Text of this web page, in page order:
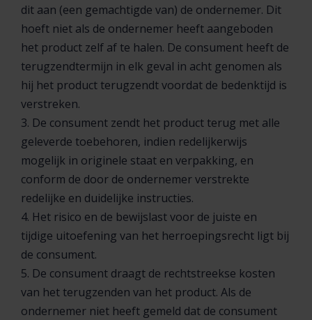
dit aan (een gemachtigde van) de ondernemer. Dit
hoeft niet als de ondernemer heeft aangeboden
het product zelf af te halen. De consument heeft de
terugzendtermijn in elk geval in acht genomen als
hij het product terugzendt voordat de bedenktijd is
verstreken.
3. De consument zendt het product terug met alle
geleverde toebehoren, indien redelijkerwijs
mogelijk in originele staat en verpakking, en
conform de door de ondernemer verstrekte
redelijke en duidelijke instructies.
4. Het risico en de bewijslast voor de juiste en
tijdige uitoefening van het herroepingsrecht ligt bij
de consument.
5. De consument draagt de rechtstreekse kosten
van het terugzenden van het product. Als de
ondernemer niet heeft gemeld dat de consument